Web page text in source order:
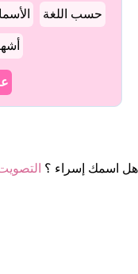
حسب اللغة
هل اسمك إسراء ؟